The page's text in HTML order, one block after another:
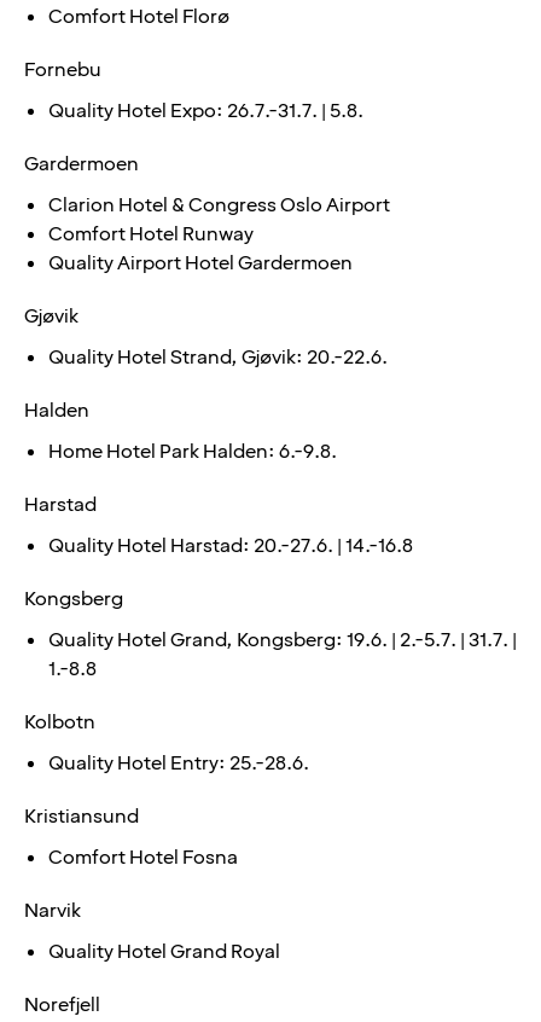
Comfort Hotel Florø
Fornebu
Quality Hotel Expo: 26.7.-31.7. | 5.8.
Gardermoen
Clarion Hotel & Congress Oslo Airport
Comfort Hotel Runway
Quality Airport Hotel Gardermoen
Gjøvik
Quality Hotel Strand, Gjøvik: 20.-22.6.
Halden
Home Hotel Park Halden: 6.-9.8.
Harstad
Quality Hotel Harstad: 20.-27.6. | 14.-16.8
Kongsberg
Quality Hotel Grand, Kongsberg: 19.6. | 2.-5.7. | 31.7. |
1.-8.8
Kolbotn
Quality Hotel Entry: 25.-28.6.
Kristiansund
Comfort Hotel Fosna
Narvik
Quality Hotel Grand Royal
Norefjell